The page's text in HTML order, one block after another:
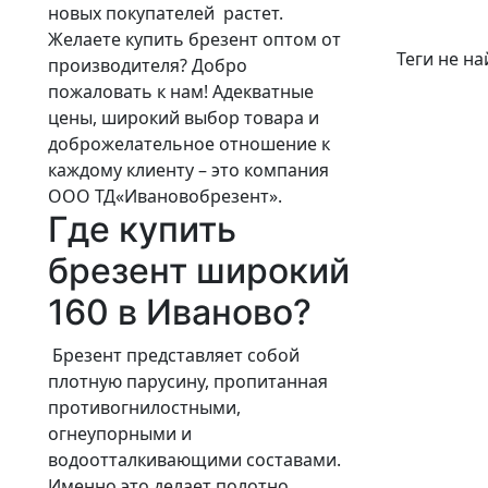
новых покупателей растет.
Желаете купить брезент оптом от
производителя? Добро
пожаловать к нам! Адекватные
цены, широкий выбор товара и
доброжелательное отношение к
каждому клиенту – это компания
ООО ТД«Ивановобрезент».
Где купить
брезент широкий
160 в Иваново?
Брезент представляет собой
плотную парусину, пропитанная
противогнилостными,
огнеупорными и
водоотталкивающими составами.
Теги не